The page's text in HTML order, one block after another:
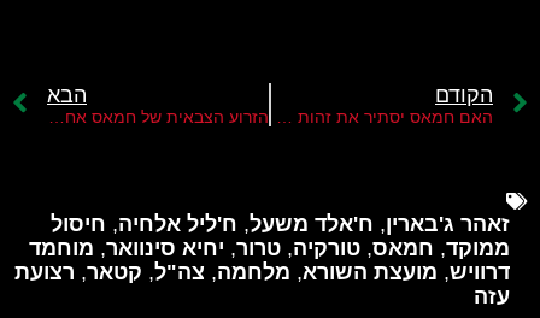
הקודם
האם חמאס יסתיר את זהות מנהיגו החדש?
הבא
הזרוע הצבאית של חמאס אחרי חיסול יחיא סינוואר
זאהר ג'בארין, ח'אלד משעל, ח'ליל אלחיה, חיסול
ממוקד, חמאס, טורקיה, טרור, יחיא סינוואר, מוחמד
דרוויש, מועצת השורא, מלחמה, צה"ל, קטאר, רצועת
עזה